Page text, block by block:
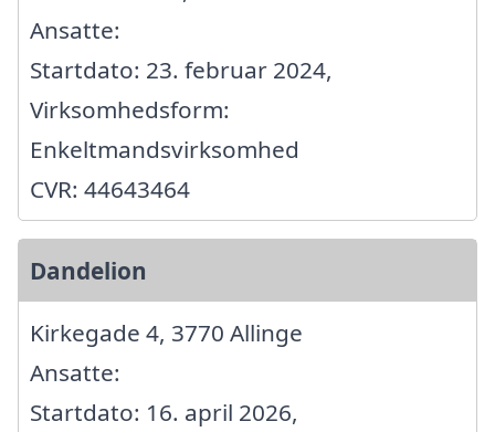
Ansatte:
Startdato: 23. februar 2024,
Virksomhedsform:
Enkeltmandsvirksomhed
CVR: 44643464
Dandelion
Kirkegade 4, 3770 Allinge
Ansatte:
Startdato: 16. april 2026,